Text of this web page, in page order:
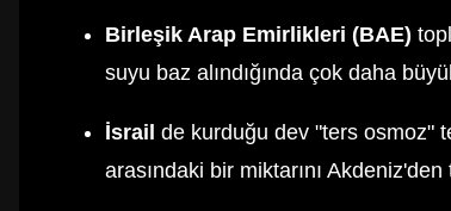
Birleşik Arap Emirlikleri (BAE)
suyu baz alındığında çok daha
İsrail de kurduğu dev "ters osmoz"
arasındaki bir miktarını